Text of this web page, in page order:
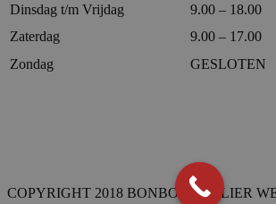
Dinsdag t/m Vrijdag
9.00 – 18.00
Zaterdag
9.00 – 17.00
Zondag
GESLOTEN
COPYRIGHT 2018 BONBON-ATELIER